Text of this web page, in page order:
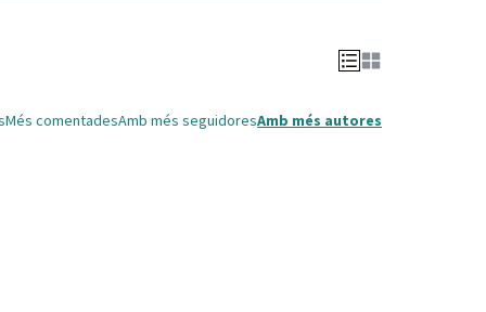
Més comentadesAmb més seguidoresAmb més autores